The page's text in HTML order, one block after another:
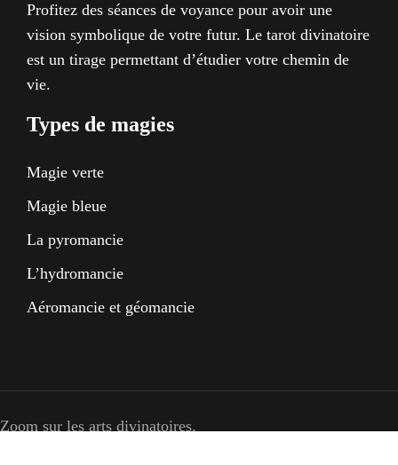
Profitez des séances de voyance pour avoir une
vision symbolique de votre futur. Le tarot divinatoire
est un tirage permettant d’étudier votre chemin de
vie.
Types de magies
Magie verte
Magie bleue
La pyromancie
L’hydromancie
Aéromancie et géomancie
Zoom sur les arts divinatoires.